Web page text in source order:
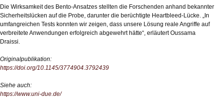
Die Wirksamkeit des Bento-Ansatzes stellten die Forschenden anhand bekannter
Sicherheitslücken auf die Probe, darunter die berüchtigte Heartbleed-Lücke. „In
umfangreichen Tests konnten wir zeigen, dass unsere Lösung reale Angriffe auf
verbreitete Anwendungen erfolgreich abgewehrt hätte“, erläutert Oussama
Draissi.
Originalpublikation:
https://doi.org/10.1145/3774904.3792439
Siehe auch:
https://www.uni-due.de/